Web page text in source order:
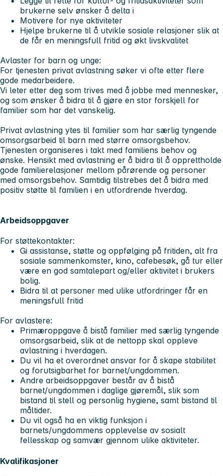
brukerne selv ønsker å delta i
Motivere for nye aktiviteter
Hjelpe brukerne til å utvikle sosiale relasjoner slik at
de får en meningsfull fritid og økt livskvalitet
Avlaster for barn og unge:
For tjenesten privat avlastning søker vi ofte etter flere
gode medarbeidere.
Vi leter etter deg som trives med å jobbe med mennesker,
og som ønsker å bidra til å gjøre en stor forskjell for
familier som har det vanskelig.
Privat avlastning ytes til familier som har særlig tyngende
omsorgsarbeid til barn med større omsorgsbehov.
Tjenesten organiseres i takt med familiens behov og
ønske. Hensikt med avlastning er å bidra til å opprettholde
gode familierelasjoner mellom pårørende og personer
med omsorgsbehov. Samtidig tilstrebes det å bidra med
positiv støtte til familien i en utfordrende hverdag.
Arbeidsoppgaver
For støttekontakter:
Gi assistanse, støtte og oppfølging på fritiden, alt fra
sosiale sammenkomster, kino, cafebesøk, gå tur eller
være en god samtalepart og/eller aktivitet i brukers
bolig.
Bidra til at personer med ulike utfordringer får en
meningsfull fritid
For avlastere:
Primæroppgave å bistå familier med særlig tyngende
omsorgsarbeid, slik at de nettopp skal oppleve
avlastning i hverdagen.
Du vil ha et overordnet ansvar for å skape stabilitet
og forutsigbarhet for barnet/ungdommen.
Andre arbeidsoppgaver består av å bistå
barnet/ungdommen i daglige gjøremål, slik som
bistand til stell og personlig hygiene, samt bistand til
måltider.
Du vil også ha en viktig funksjon i
barnets/ungdommens opplevelse av sosialt
fellesskap og samvær gjennom ulike aktiviteter.
Kvalifikasjoner